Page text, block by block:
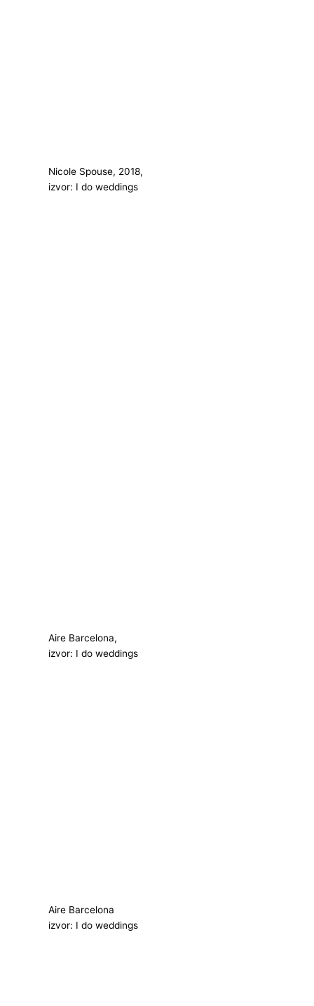
Nicole Spouse, 2018,
izvor: I do weddings
Aire Barcelona,
izvor: I do weddings
Aire Barcelona
izvor: I do weddings